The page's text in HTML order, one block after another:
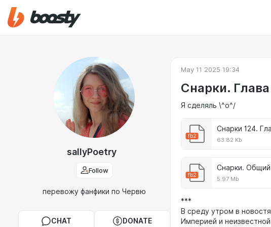
sallyPoetry
Follow
перевожу фанфики по Червю
CHAT DONATE
May 11 2025 19:34
Снарки.
Я сделяль \^o^/
fb2
Снарки 124.
63.82 Kb
fb2
Снарки.
5.97 Mb
***
В среду утром в
Империей и